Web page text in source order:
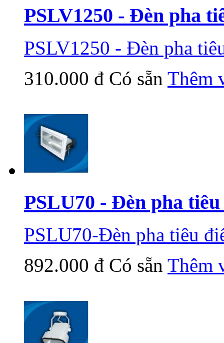
PSLV1250 - Đèn pha
PSLV1250 - Đèn pha
310.000 đ Có sẵn Thêm
PSLU70 - Đèn pha
PSLU70-Đèn pha tiêu
892.000 đ Có sẵn Thêm